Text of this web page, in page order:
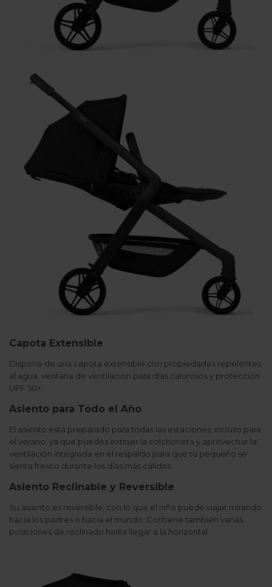
Capota Extensible
Dispone de una capota extensible con propiedades repelentes
al agua, ventana de ventilación para días calurosos y protección
UPF 50+.
Asiento para Todo el Año
El asiento está preparado para todas las estaciones, incluso para
el verano, ya que puedes extraer la colchoneta y aprovechar la
ventilación integrada en el respaldo para que tu pequeño se
sienta fresco durante los días más cálidos.
Asiento Reclinable y Reversible
Su asiento es reversible, con lo que el niño puede viajar mirando
hacia los padres o hacia el mundo. Contiene también varias
posiciones de reclinado hasta llegar a la horizontal.